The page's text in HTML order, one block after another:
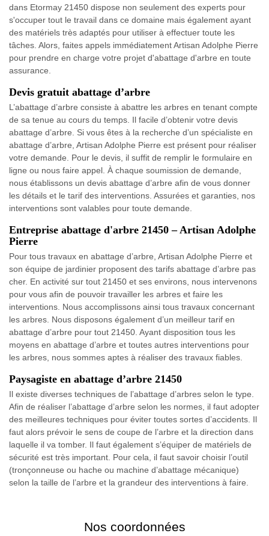
dans Etormay 21450 dispose non seulement des experts pour
s'occuper tout le travail dans ce domaine mais également ayant
des matériels très adaptés pour utiliser à effectuer toute les
tâches. Alors, faites appels immédiatement Artisan Adolphe Pierre
pour prendre en charge votre projet d'abattage d'arbre en toute
assurance.
Devis gratuit abattage d’arbre
L’abattage d’arbre consiste à abattre les arbres en tenant compte
de sa tenue au cours du temps. Il facile d’obtenir votre devis
abattage d’arbre. Si vous êtes à la recherche d’un spécialiste en
abattage d’arbre, Artisan Adolphe Pierre est présent pour réaliser
votre demande. Pour le devis, il suffit de remplir le formulaire en
ligne ou nous faire appel. À chaque soumission de demande,
nous établissons un devis abattage d’arbre afin de vous donner
les détails et le tarif des interventions. Assurées et garanties, nos
interventions sont valables pour toute demande.
Entreprise abattage d'arbre 21450 – Artisan Adolphe
Pierre
Pour tous travaux en abattage d’arbre, Artisan Adolphe Pierre et
son équipe de jardinier proposent des tarifs abattage d’arbre pas
cher. En activité sur tout 21450 et ses environs, nous intervenons
pour vous afin de pouvoir travailler les arbres et faire les
interventions. Nous accomplissons ainsi tous travaux concernant
les arbres. Nous disposons également d’un meilleur tarif en
abattage d’arbre pour tout 21450. Ayant disposition tous les
moyens en abattage d’arbre et toutes autres interventions pour
les arbres, nous sommes aptes à réaliser des travaux fiables.
Paysagiste en abattage d’arbre 21450
Il existe diverses techniques de l’abattage d’arbres selon le type.
Afin de réaliser l’abattage d’arbre selon les normes, il faut adopter
des meilleures techniques pour éviter toutes sortes d’accidents. Il
faut alors prévoir le sens de coupe de l’arbre et la direction dans
laquelle il va tomber. Il faut également s’équiper de matériels de
sécurité est très important. Pour cela, il faut savoir choisir l’outil
(tronçonneuse ou hache ou machine d’abattage mécanique)
selon la taille de l’arbre et la grandeur des interventions à faire.
Nos coordonnées